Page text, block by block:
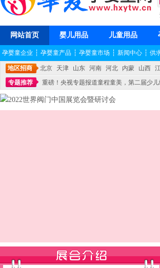
网站首页 婴儿用品 儿童用品
孕婴童企业 ┆ 孕婴童产品 ┆ 孕婴童市场 ┆ 新闻中心 ┆ 供
地区招商 北京 天津 山东 河南 河北 内蒙 山西
专题推荐
重磅！央视专题报道童程童美，第二届少
不能再单纯地销售产品,而要向增强服务转型,毕竟母婴产